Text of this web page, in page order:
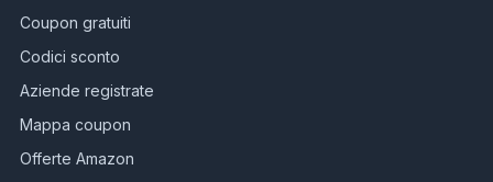
Coupon gratuiti
Codici sconto
Aziende registrate
Mappa coupon
Offerte Amazon